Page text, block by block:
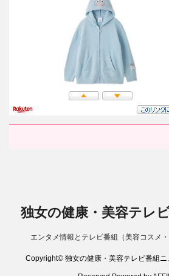
独女の健康・美容テレ
エンタメ情報とテレビ番組（美容コスメ
Copyright© 独女の健康・美容テレビ番組